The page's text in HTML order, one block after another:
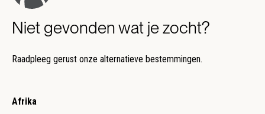
Niet gevonden wat je zocht?
Raadpleeg gerust onze alternatieve bestemmingen.
Afrika